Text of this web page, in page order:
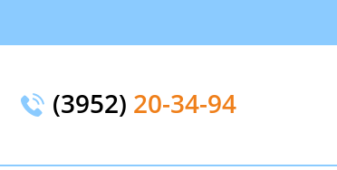
(3952) 20-34-94